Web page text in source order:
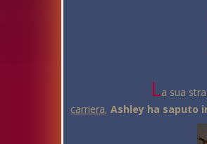
La sua
carriera, Ashley ha saputo